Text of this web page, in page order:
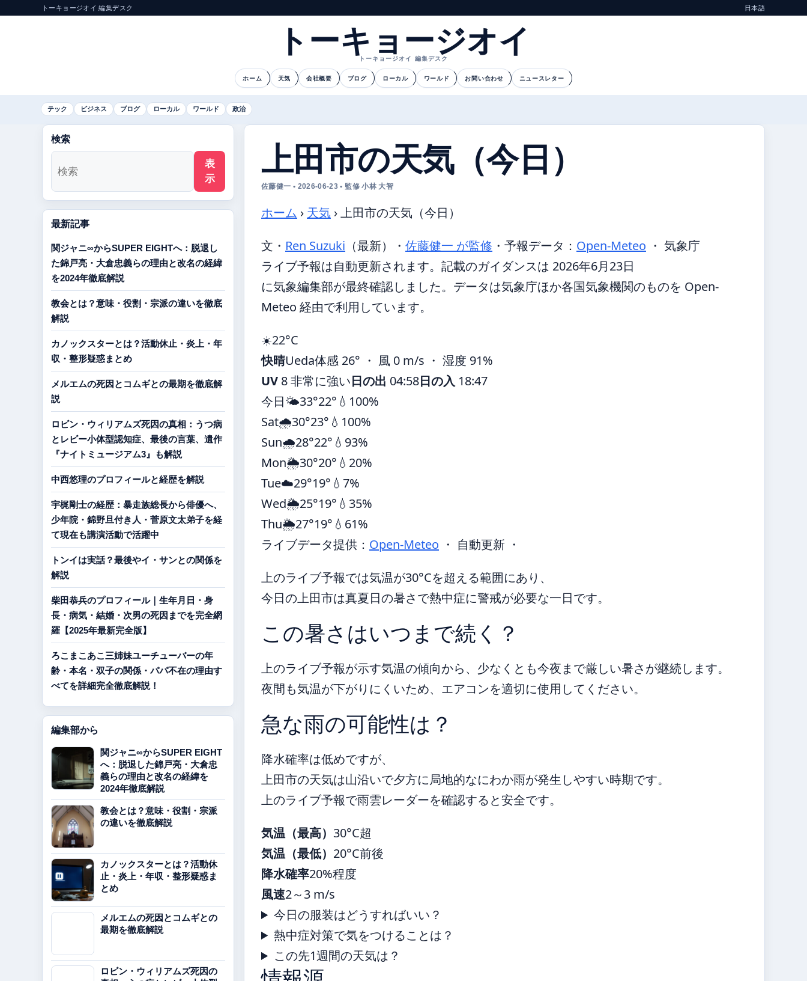
トーキョージオイ 編集デスク 日本語
トーキョージオイ
トーキョージオイ 編集デスク
ホーム 天気 会社概要 ブログ ローカル ワールド お問い合わせ ニュースレター
テック ビジネス ブログ ローカル ワールド 政治
上田市の天気（今日）
佐藤健一 • 2026-06-23 • 監修 小林 大智
ホーム › 天気 ›上田市の天気（今日）
文・ Ren Suzuki （最新） ・ 佐藤健一 が監修 ・ 予報データ： Open-Meteo ・ 気象庁
ライブ予報は自動更新されます。記載のガイダンスは 2026年6月23日
に気象編集部が最終確認しました。データは気象庁ほか各国気象機関のものを Open-
Meteo 経由で利用しています。
☀️22°C
快晴Ueda体感 26° ・ 風 0 m/s ・ 湿度 91%
UV 8 非常に強い日の出 04:58日の入 18:47
今日🌤️33°22° 💧100%
Sat🌧️30°23° 💧100%
Sun🌧️28°22° 💧93%
Mon🌦️30°20° 💧20%
Tue☁️29°19° 💧7%
Wed🌦️25°19° 💧35%
Thu🌦️27°19° 💧61%
ライブデータ提供： Open-Meteo ・ 自動更新 ・
上のライブ予報では気温が30°Cを超える範囲にあり、
今日の上田市は真夏日の暑さで熱中症に警戒が必要な一日です。
この暑さはいつまで続く？
上のライブ予報が示す気温の傾向から、少なくとも今夜まで厳しい暑さが継続します。
夜間も気温が下がりにくいため、エアコンを適切に使用してください。
急な雨の可能性は？
降水確率は低めですが、
上田市の天気は山沿いで夕方に局地的なにわか雨が発生しやすい時期です。
上のライブ予報で雨雲レーダーを確認すると安全です。
気温（最高） 30°C超
気温（最低） 20°C前後
降水確率20%程度
風速2～3 m/s
今日の服装はどうすればいい？
熱中症対策で気をつけることは？
この先1週間の天気は？
検索
表
示
最新記事
関ジャニ∞からSUPER EIGHTへ：脱退し
た錦戸亮・大倉忠義らの理由と改名の経緯
を2024年徹底解説
教会とは？意味・役割・宗派の違いを徹底
解説
カノックスターとは？活動休止・炎上・年
収・整形疑惑まとめ
メルエムの死因とコムギとの最期を徹底解
説
ロビン・ウィリアムズ死因の真相：うつ病
とレビー小体型認知症、最後の言葉、遺作
『ナイトミュージアム3』も解説
中西悠理のプロフィールと経歴を解説
宇梶剛士の経歴：暴走族総長から俳優へ、
少年院・錦野旦付き人・菅原文太弟子を経
て現在も講演活動で活躍中
トンイは実話？最後やイ・サンとの関係を
解説
柴田恭兵のプロフィール｜生年月日・身
長・病気・結婚・次男の死因までを完全網
羅【2025年最新完全版】
ろこまこあこ三姉妹ユーチューバーの年
齢・本名・双子の関係・パパ不在の理由す
べてを詳細完全徹底解説！
編集部から
関ジャニ∞からSUPER EIGHT
へ：脱退した錦戸亮・大倉忠
義らの理由と改名の経緯を
2024年徹底解説
教会とは？意味・役割・宗派
の違いを徹底解説
カノックスターとは？活動休
止・炎上・年収・整形疑惑ま
とめ
メルエムの死因とコムギとの
最期を徹底解説
ロビン・ウィリアムズ死因の